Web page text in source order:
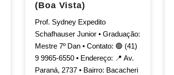
(Boa Vista)
Prof. Sydney Expedito
Schafhauser Junior • Graduação:
Mestre 7º Dan • Contato: 🟢 (41)
9 9965-6550 • Endereço: 📍 Av.
Paraná, 2737 • Bairro: Bacacheri